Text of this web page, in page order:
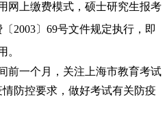
网上缴费模式，硕士研究生报考
2003〕69号文件规定执行，即
。
前一个月，关注上海市教育考试
防控要求，做好考试有关防疫